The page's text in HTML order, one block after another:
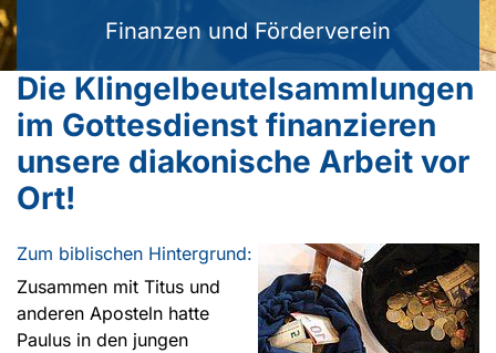
Finanzen und Förderverein
Die Klingelbeutelsammlungen
im Gottesdienst finanzieren
unsere diakonische Arbeit vor
Ort!
Zum biblischen Hintergrund:
Zusammen mit Titus und
anderen Aposteln hatte
Paulus in den jungen